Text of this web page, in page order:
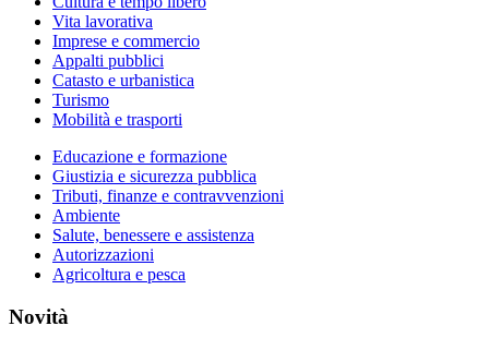
Vita lavorativa
Imprese e commercio
Appalti pubblici
Catasto e urbanistica
Turismo
Mobilità e trasporti
Educazione e formazione
Giustizia e sicurezza pubblica
Tributi, finanze e contravvenzioni
Ambiente
Salute, benessere e assistenza
Autorizzazioni
Agricoltura e pesca
Novità